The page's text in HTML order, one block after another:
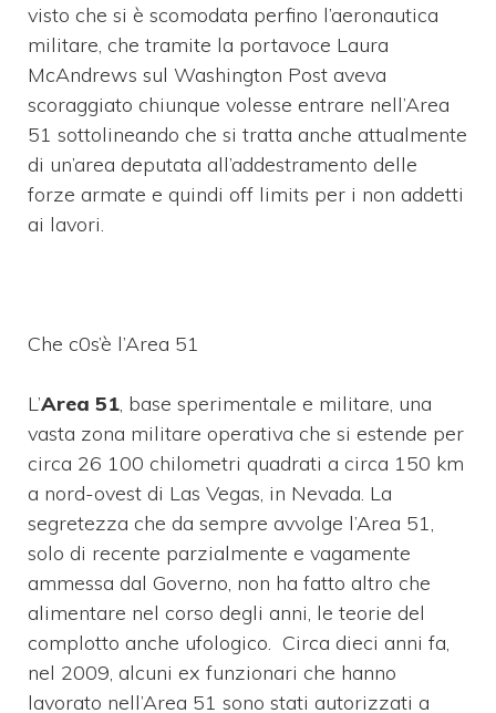
visto che si è scomodata perfino l’aeronautica
militare, che tramite la portavoce Laura
McAndrews sul Washington Post aveva
scoraggiato chiunque volesse entrare nell’Area
51 sottolineando che si tratta anche attualmente
di un’area deputata all’addestramento delle
forze armate e quindi off limits per i non addetti
ai lavori.
Che c0s’è l’Area 51
L’Area 51, base sperimentale e militare, una
vasta zona militare operativa che si estende per
circa 26 100 chilometri quadrati a circa 150 km
a nord-ovest di Las Vegas, in Nevada. La
segretezza che da sempre avvolge l’Area 51,
solo di recente parzialmente e vagamente
ammessa dal Governo, non ha fatto altro che
alimentare nel corso degli anni, le teorie del
complotto anche ufologico. Circa dieci anni fa,
nel 2009, alcuni ex funzionari che hanno
lavorato nell’Area 51 sono stati autorizzati a